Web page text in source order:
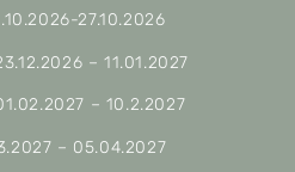
27.10.2026
– 11.01.2027
– 10.2.2027
– 05.04.2027